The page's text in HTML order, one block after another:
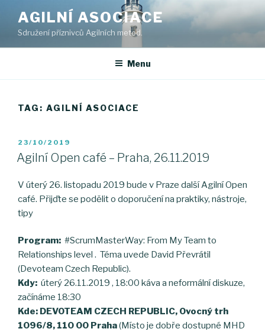
content
AGILNÍ ASOCIACE
Sdružení příznivců Agilních metod.
Menu
TAG: AGILNÍ ASOCIACE
POSTED
ON
23/10/2019
Agilní Open café – Praha, 26.11.2019
V úterý 26. listopadu 2019 bude v Praze další Agilní Open
café. Přijďte se podělit o doporučení na praktiky, nástroje,
tipy
Program: #ScrumMasterWay: From My Team to
Relationships level . Téma uvede David Převrátil
(Devoteam Czech Republic).
Kdy: úterý 26.11.2019 , 18:00 káva a neformální diskuze,
začínáme 18:30
Kde: DEVOTEAM CZECH REPUBLIC, Ovocný trh
1096/8, 110 00 Praha(Místo je dobře dostupné MHD